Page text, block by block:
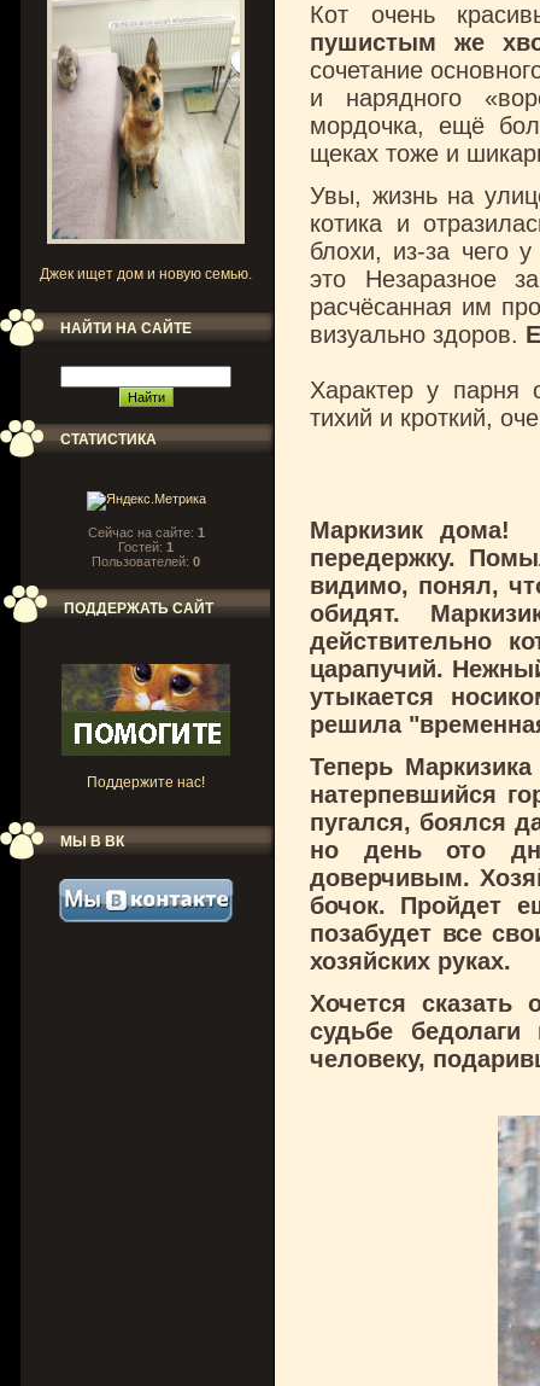
Джек ищет дом и новую семью.
НАЙТИ НА САЙТЕ
СТАТИСТИКА
Сейчас на сайте: 1
Гостей: 1
Пользователей: 0
ПОДДЕРЖАТЬ САЙТ
Поддержите нас!
МЫ В ВК
Кот очень
пушистым же
сочетание
и нарядного
мордочка, ещё
щеках тоже и
Увы, жизнь на
котика и
блохи, из-за чего
это Незаразное
расчёсанная им
визуально здоров.
Характер у парня
тихий и кроткий,
Маркизик дома!
передержку.
видимо, понял,
обидят.
действительно
царапучий.
утыкается
решила
Теперь
натерпевшийся
пугался, боялся
но день ото
доверчивым.
бочок. Пройдет
позабудет все
хозяйских руках.
Хочется сказать
судьбе
человеку,